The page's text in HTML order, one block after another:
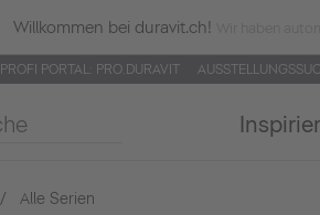
Willkommen bei duravit.ch!
PROFI PORTAL: PRO.DURAVIT
Alle Serien